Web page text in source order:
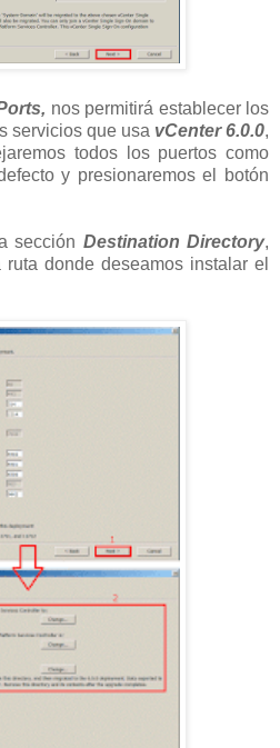
nos permitirá establecer los
servicios que usa vCenter 6.0.0,
todos los puertos como
y presionaremos el botón
sección Destination Directory,
donde deseamos instalar el